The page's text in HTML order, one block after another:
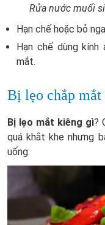
Rửa nước muối
Hạn chế hoặc bỏ
Hạn chế dùng
mắt.
Bị lẹo chắp
Bị lẹo mắt kiêng gì?
quá khắt khe nhưng
uống: